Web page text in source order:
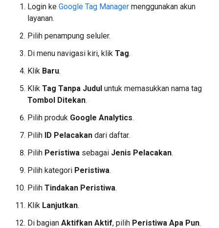
Login ke Google Tag Manager menggunakan akun
layanan.
Pilih penampung seluler.
Di menu navigasi kiri, klik Tag.
Klik Baru.
Klik Tag Tanpa Judul untuk memasukkan nama tag
Tombol Ditekan.
Pilih produk Google Analytics.
Pilih ID Pelacakan dari daftar.
Pilih Peristiwa sebagai Jenis Pelacakan.
Pilih kategori Peristiwa.
Pilih Tindakan Peristiwa.
Klik Lanjutkan.
Di bagian Aktifkan Aktif, pilih Peristiwa Apa Pun.